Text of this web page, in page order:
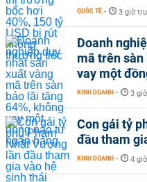
QUỐC TẾ - 3 giờ
Doanh
mã trên sàn
vay một
KINH DOANH - 3
Con gái tỷ
đầu tham
KINH DOANH - 4